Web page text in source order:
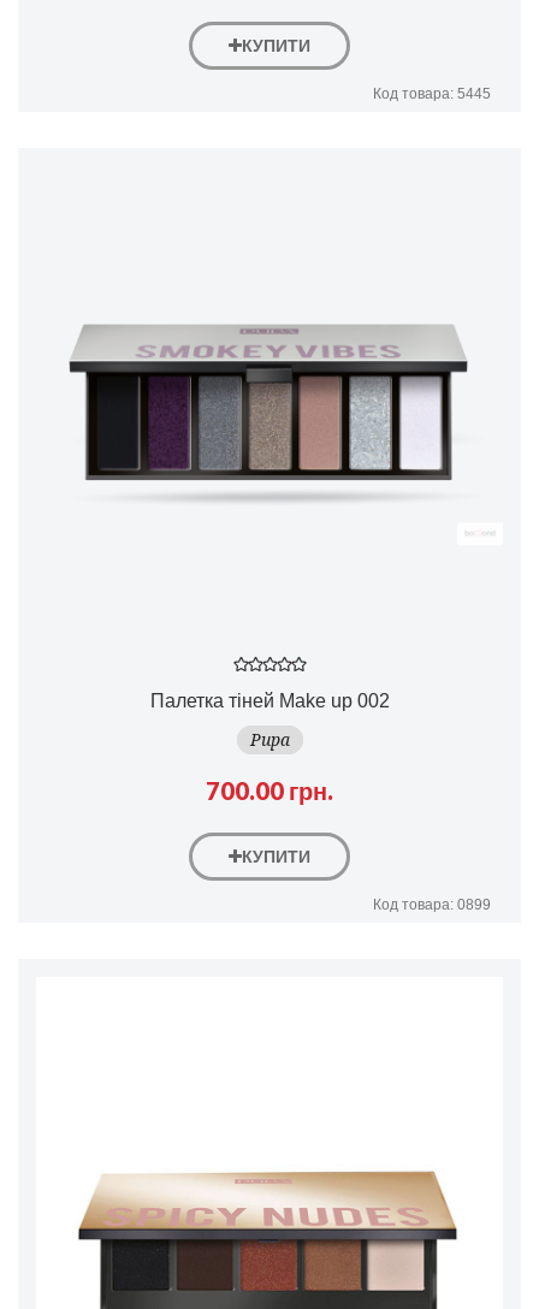
КУПИТИ
Код товара: 5445
Палетка тіней Make up 002
Pupa
700.00 грн.
КУПИТИ
Код товара: 0899